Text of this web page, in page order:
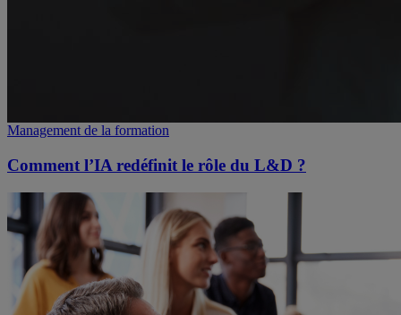
Management de la formation
Comment l’IA redéfinit le rôle du L&D ?